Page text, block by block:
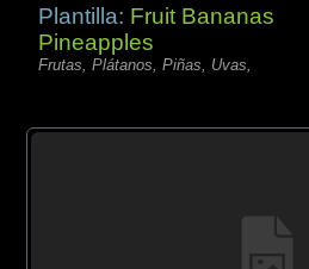
Plantilla: Fruit Bananas
Pineapples
Frutas, Plátanos, Piñas, Uvas,